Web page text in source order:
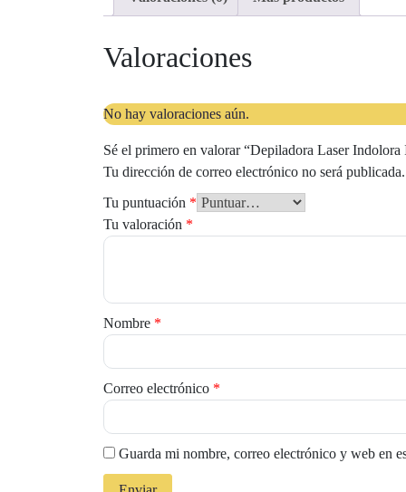
Valoraciones
No hay valoraciones aún.
Sé el primero en valorar “Depiladora Laser Indolora
Tu dirección de correo electrónico no será publicada.
Tu puntuación *
Tu valoración *
Nombre *
Correo electrónico *
Guarda mi nombre, correo electrónico y web en